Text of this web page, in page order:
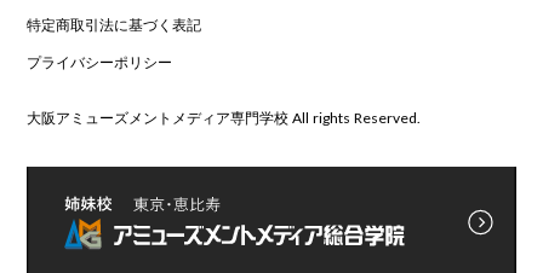
特定商取引法に基づく表記
プライバシーポリシー
大阪アミューズメントメディア専門学校 All rights Reserved.